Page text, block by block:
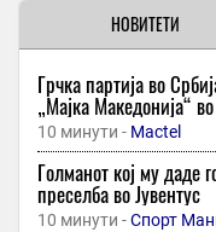
НОВИТЕТИ
Грчка партија во
„Мајка Македонија“
10 минути - Mactel
Голманот кој му
преселба во Јувентус
10 минути -Спорт